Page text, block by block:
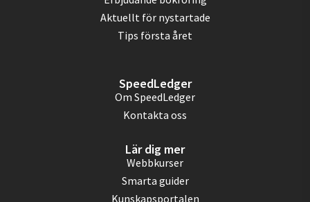
Aktuellt för nystartade
Tips första året
SpeedLedger
Om SpeedLedger
Kontakta oss
Lär dig mer
Webbkurser
Smarta guider
Kunskapsportalen